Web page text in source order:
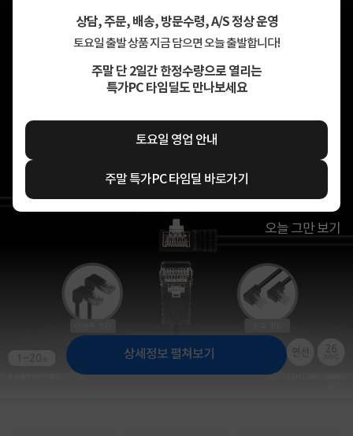
상담, 주문, 배송, 방문수령, A/S 정상 운영
토요일 출발 상품 지금 담으면 오늘 출발합니다!
주말 단 2일간 한정수량으로 열리는
특가PC 타임딜도 만나보세요
토요일 영업 안내
주말 특가PC 타임딜 바로가기
오늘 그만 보기
상세정보 펼쳐보기